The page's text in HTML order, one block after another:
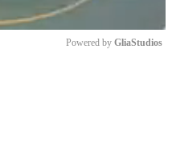
Powered by GliaStudios